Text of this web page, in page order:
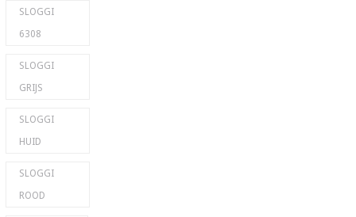
SLOGGI
6308
SLOGGI
GRIJS
SLOGGI
HUID
SLOGGI
ROOD